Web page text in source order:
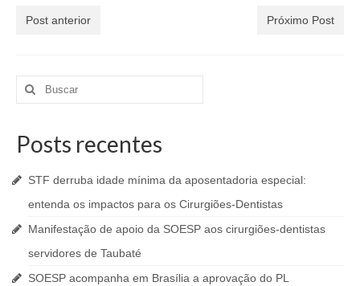
Post anterior Próximo Post
Buscar
por:
Posts recentes
STF derruba idade mínima da aposentadoria especial:
entenda os impactos para os Cirurgiões-Dentistas
Manifestação de apoio da SOESP aos cirurgiões-dentistas
servidores de Taubaté
SOESP acompanha em Brasília a aprovação do PL